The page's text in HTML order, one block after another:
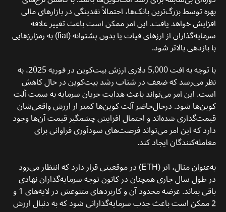
بهره توسط بزرگ‌ترین بانک‌ها، احتمالاً نقدینگی در بازارهای مالی
افزایش خواهد یافت. این امر ممکن است باعث تغییر علاقه
سرمایه‌گذاران از ارزهای فیات یا بدون پشتوانه (fiat) به رمزارزهایی
با بازدهی بالاتر شود.
با توجه به افت 5,000 دلاری ارزش بیت‌کوین در فوریه 2025، به
نظر می‌رسد که ضعف در شتاب رشد بیت‌کوین در حال کاهش
است. این امر می‌تواند باعث هدایت جریان سرمایه به سمت آلت‌
کوین‌ها شود. درحال‌حاضر آلت کوین‌ها کمتر از ارزش واقعی‌شان
قیمت‌گذاری شده‌اند و احتمال افزایش چشمگیر قیمت آن‌ها وجود
دارد که این امر می‌تواند فرصت‌های سودآوری فراوانی برای
معامله‌کنندگان ایجاد کند.
به‌عنوان مثال، اتر (ETH) در موقعیتی قرار دارد که انتظار می‌رود
در طول سال جاری همچنان در کانون توجه سرمایه‌گذاران نهادی
باقی بماند. عرضه محدود آن و کاربردهای متنوعش در لایه‌های 1 و
2 ممکن است باعث جذب سرمایه‌گذارانی شود که به دنبال ارزش